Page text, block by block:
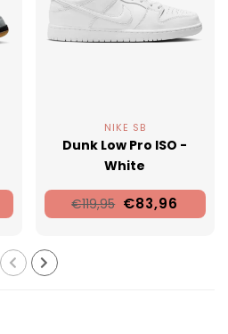
NIKE SB
Dunk Low Pro ISO -
White
€119,95 €83,96